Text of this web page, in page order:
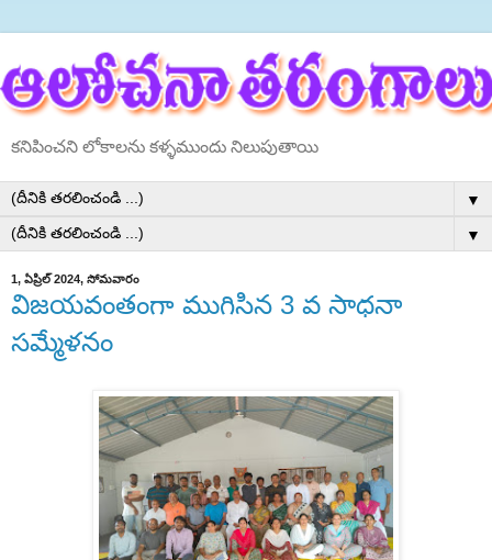
కనిపించని లోకాలను కళ్ళముందు నిలుపుతాయి
▼
▼
1, ఏప్రిల్ 2024, సోమవారం
విజయవంతంగా ముగిసిన 3 వ సాధనా
సమ్మేళనం